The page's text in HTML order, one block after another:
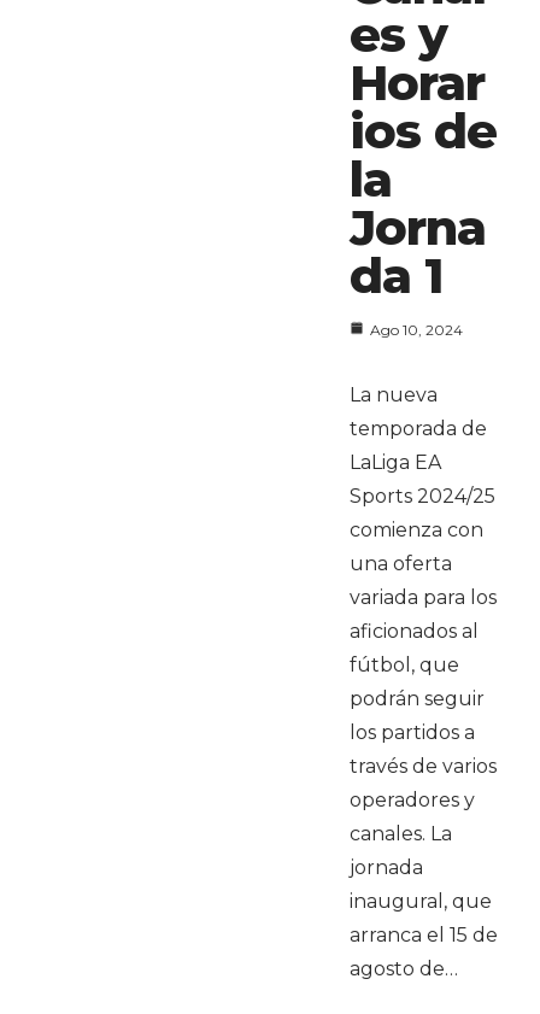
es y
Horar
ios de
la
Jorna
da 1
Ago 10, 2024
La nueva
temporada de
LaLiga EA
Sports 2024/25
comienza con
una oferta
variada para los
aficionados al
fútbol, que
podrán seguir
los partidos a
través de varios
operadores y
canales. La
jornada
inaugural, que
arranca el 15 de
agosto de…